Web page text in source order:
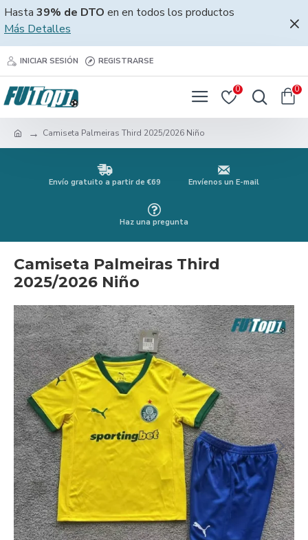
Hasta 39% de DTO en en todos los productos
Más Detalles
INICIAR SESIÓN REGISTRARSE
0 0
Camiseta Palmeiras Third 2025/2026 Niño
Envío gratuito a partir de €69 Envíenos un E-mail
Haz una pregunta
Camiseta Palmeiras Third
2025/2026 Niño